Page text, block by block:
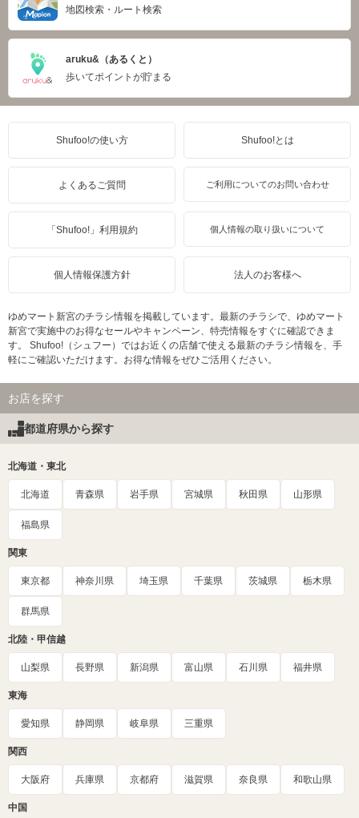
地図検索・ルート検索
aruku&（あるくと）
歩いてポイントが貯まる
Shufoo!の使い方 Shufoo!とは
よくあるご質問 ご利用についてのお問い合わせ
「Shufoo!」利用規約 個人情報の取り扱いについて
個人情報保護方針 法人のお客様へ
ゆめマート新宮のチラシ情報を掲載しています。最新のチラシで、ゆめマート
新宮で実施中のお得なセールやキャンペーン、特売情報をすぐに確認できま
す。 Shufoo!（シュフー）ではお近くの店舗で使える最新のチラシ情報を、手
軽にご確認いただけます。お得な情報をぜひご活用ください。
お店を探す
都道府県から探す
北海道・東北
北海道 青森県 岩手県 宮城県 秋田県 山形県
福島県
関東
東京都 神奈川県 埼玉県 千葉県 茨城県 栃木県
群馬県
北陸・甲信越
山梨県 長野県 新潟県 富山県 石川県 福井県
東海
愛知県 静岡県 岐阜県 三重県
関西
大阪府 兵庫県 京都府 滋賀県 奈良県 和歌山県
中国